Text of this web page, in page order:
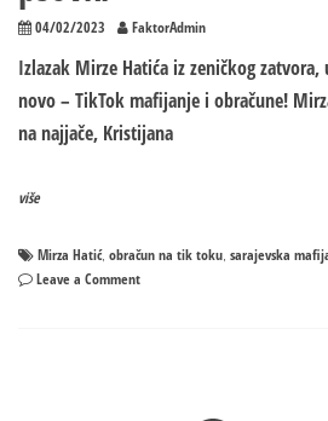
04/02/2023 FaktorAdmin
Izlazak Mirze Hatića iz zeničkog
novo – TikTok mafijanje i obračune!
na najjače, Kristijana
više
Mirza Hatić, obračun na tik toku, sarajevska
Leave a Commenton